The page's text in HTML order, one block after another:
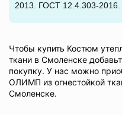
2013. ГОСТ 12.4.303-2016.
Чтобы купить Костюм
ткани в Смоленске
покупку. У нас можно
ОЛИМП из огнестойкой
Смоленске.